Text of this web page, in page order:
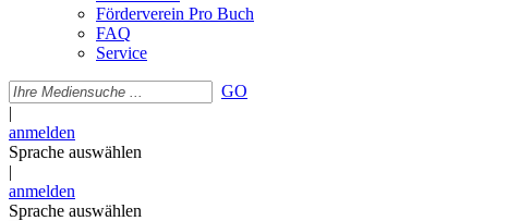
Förderverein Pro Buch
FAQ
Service
GO
|
anmelden
Sprache auswählen
|
anmelden
Sprache auswählen